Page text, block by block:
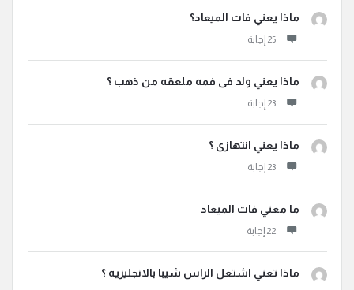
ماذا يعني فات الميعاد؟
ماذا يعني ولد فى فمه ملعقه من ذهب ؟
ماذا يعني انتهازى ؟
ما معني فات الميعاد
ماذا تعني اشتعل الراس شيبا بالانجليزيه ؟